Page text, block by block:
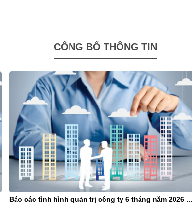
CÔNG BỐ THÔNG TIN
Báo cáo tình hình quản trị công ty 6 tháng năm 2026 ...